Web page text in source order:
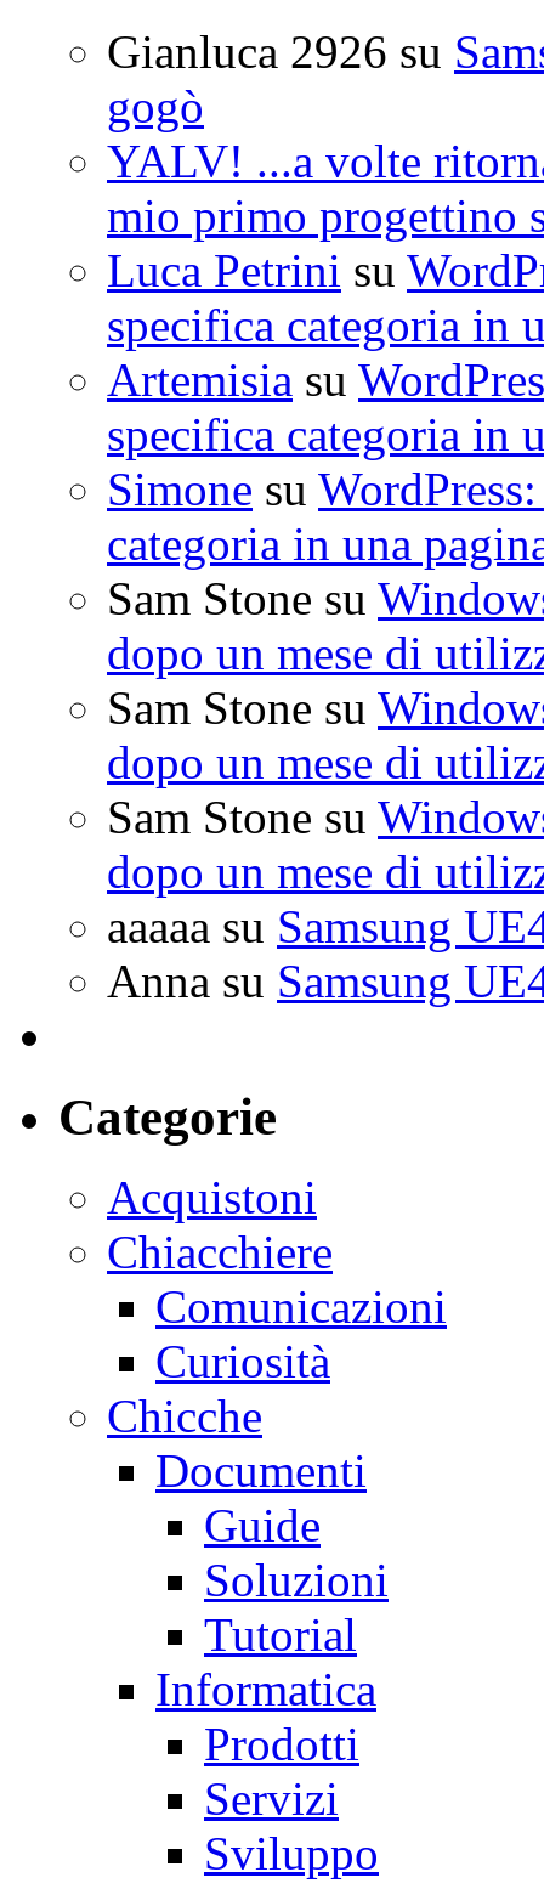
Gianluca 2926 su
gogò
YALV! ...a volte
mio primo progettino
Luca Petrini su
specifica categoria in
Artemisia su
specifica categoria in
Simone su
categoria in una
Sam Stone su
dopo un mese di
Sam Stone su
dopo un mese di
Sam Stone su
dopo un mese di
aaaaa su Samsung
Anna su Samsung
Categorie
Acquistoni
Chiacchiere
Comunicazioni
Curiosità
Chicche
Documenti
Guide
Soluzioni
Tutorial
Informatica
Prodotti
Servizi
Sviluppo